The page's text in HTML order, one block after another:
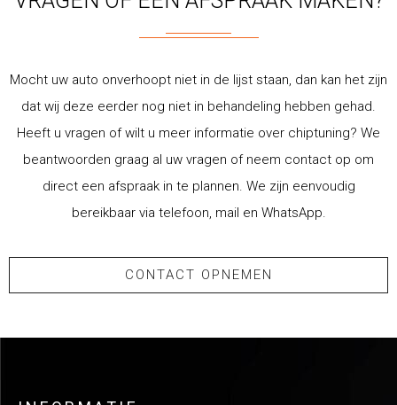
Mocht uw auto onverhoopt niet in de lijst staan, dan kan het zijn
dat wij deze eerder nog niet in behandeling hebben gehad.
Heeft u vragen of wilt u meer informatie over chiptuning? We
beantwoorden graag al uw vragen of neem contact op om
direct een afspraak in te plannen. We zijn eenvoudig
bereikbaar via telefoon, mail en WhatsApp.
CONTACT OPNEMEN